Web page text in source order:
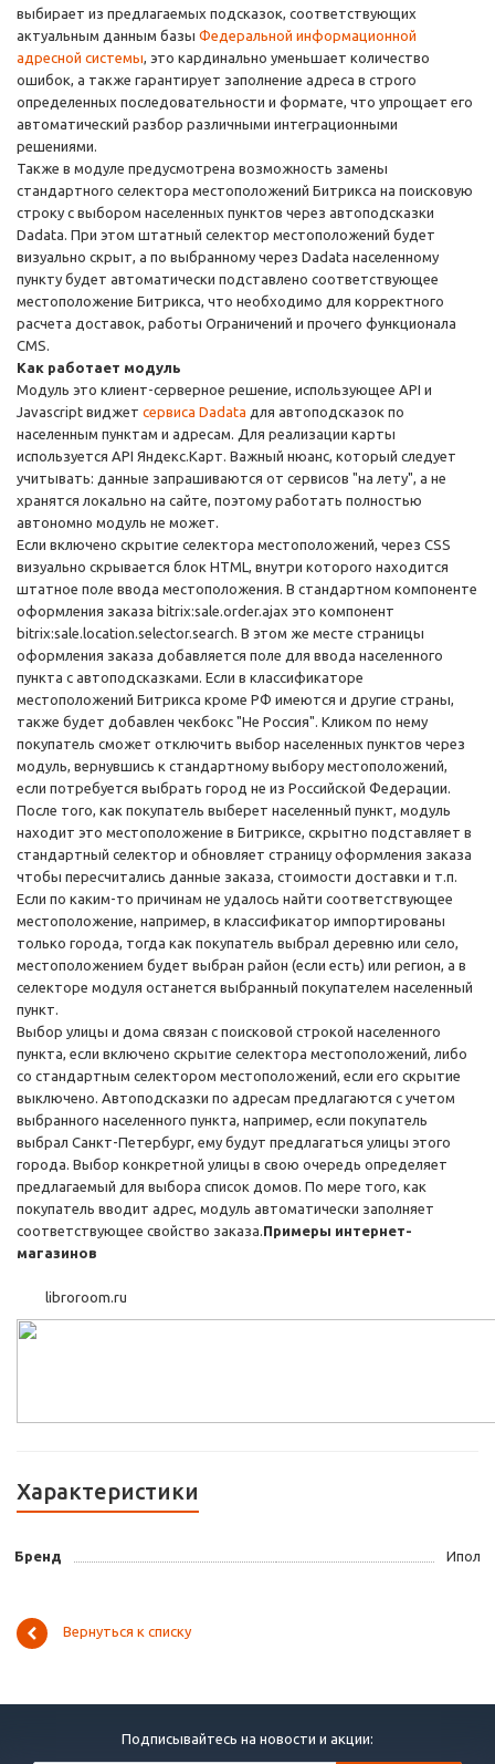
выбирает из предлагаемых подсказок, соответствующих
актуальным данным базы Федеральной информационной
адресной системы, это кардинально уменьшает количество
ошибок, а также гарантирует заполнение адреса в строго
определенных последовательности и формате, что упрощает его
автоматический разбор различными интеграционными
решениями.
Также в модуле предусмотрена возможность замены
стандартного селектора местоположений Битрикса на поисковую
строку с выбором населенных пунктов через автоподсказки
Dadata. При этом штатный селектор местоположений будет
визуально скрыт, а по выбранному через Dadata населенному
пункту будет автоматически подставлено соответствующее
местоположение Битрикса, что необходимо для корректного
расчета доставок, работы Ограничений и прочего функционала
CMS.
Как работает модуль
Модуль это клиент-серверное решение, использующее API и
Javascript виджет сервиса Dadata для автоподсказок по
населенным пунктам и адресам. Для реализации карты
используется API Яндекс.Карт. Важный нюанс, который следует
учитывать: данные запрашиваются от сервисов "на лету", а не
хранятся локально на сайте, поэтому работать полностью
автономно модуль не может.
Если включено скрытие селектора местоположений, через CSS
визуально скрывается блок HTML, внутри которого находится
штатное поле ввода местоположения. В стандартном компоненте
оформления заказа bitrix:sale.order.ajax это компонент
bitrix:sale.location.selector.search. В этом же месте страницы
оформления заказа добавляется поле для ввода населенного
пункта с автоподсказками. Если в классификаторе
местоположений Битрикса кроме РФ имеются и другие страны,
также будет добавлен чекбокс "Не Россия". Кликом по нему
покупатель сможет отключить выбор населенных пунктов через
модуль, вернувшись к стандартному выбору местоположений,
если потребуется выбрать город не из Российской Федерации.
После того, как покупатель выберет населенный пункт, модуль
находит это местоположение в Битриксе, скрытно подставляет в
стандартный селектор и обновляет страницу оформления заказа
чтобы пересчитались данные заказа, стоимости доставки и т.п.
Если по каким-то причинам не удалось найти соответствующее
местоположение, например, в классификатор импортированы
только города, тогда как покупатель выбрал деревню или село,
местоположением будет выбран район (если есть) или регион, а в
селекторе модуля останется выбранный покупателем населенный
пункт.
Выбор улицы и дома связан с поисковой строкой населенного
пункта, если включено скрытие селектора местоположений, либо
со стандартным селектором местоположений, если его скрытие
выключено. Автоподсказки по адресам предлагаются с учетом
выбранного населенного пункта, например, если покупатель
выбрал Санкт-Петербург, ему будут предлагаться улицы этого
города. Выбор конкретной улицы в свою очередь определяет
предлагаемый для выбора список домов. По мере того, как
покупатель вводит адрес, модуль автоматически заполняет
соответствующее свойство заказа.Примеры интернет-
магазинов
libroroom.ru
Характеристики
Бренд Ипол
Вернуться к списку
Подписывайтесь на новости и акции: